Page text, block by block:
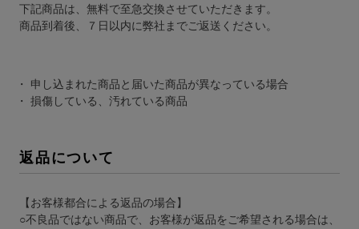
下記商品は、無料で至急交換させていただきます。
商品到着後、７日以内に弊社までご返送ください。
申し込まれた商品と届いた商品が異なっている場合
損傷している、汚れている商品
返品について
【お客様都合による返品の場合】
○不良品ではない商品で、お客様が返品をご希望される場合は、